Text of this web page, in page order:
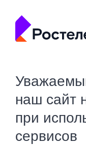
наш сайт
при
сервисов